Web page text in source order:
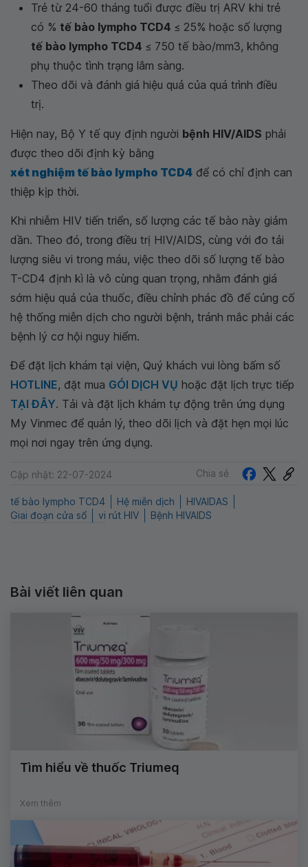
Trẻ từ 24-60 tháng tuổi được điều trị ARV khi trẻ
có % tế bào lympho TCD4 ≤ 25% hoặc số lượng
tế bào lympho TCD4 ≤ 750 tế bào/mm3, không
phụ thuộc tình trạng lâm sàng.
Theo dõi và đánh giá hiệu quả của quá trình điều
trị.
Hiện nay, Bộ Y tế quy định người bệnh HIV/AIDS phải
được theo dõi định kỳ bằng
xét nghiệm tế bào lympho TCD4 để có chỉ định can
thiệp kịp thời.
Khi nhiễm HIV tiến triển, số lượng các tế bào này giảm
dần. Theo đó, trong điều trị HIV/AIDS, cùng với đo tải
lượng siêu vi trong máu, việc theo dõi số lượng tế bào
T-CD4 định kì là vô cùng quan trọng, nhằm đánh giá
sớm hiệu quả của thuốc, điều chỉnh phác đồ để củng cố
hệ thống miễn dịch cho người bệnh, tránh mắc phải các
bệnh lý cơ hội nguy hiểm.
Để đặt lịch khám tại viện, Quý khách vui lòng bấm số
HOTLINE, đặt mua GÓI DỊCH VỤ hoặc đặt lịch trực tiếp
TẠI ĐÂY. Tải và đặt lịch khám tự động trên ứng dụng
My Vinmec để quản lý, theo dõi lịch và đặt hẹn mọi lúc
mọi nơi ngay trên ứng dụng.
Cập nhật: 22-07-2024 Chia sẻ
tế bào lympho TCD4 Hệ miễn dịch
HIVAIDAS
Giai đoạn cửa sổ
vi rút HIV Bệnh HIVAIDS
Bài viết liên quan
Tìm hiểu về thuốc Triumeq
Xem thêm